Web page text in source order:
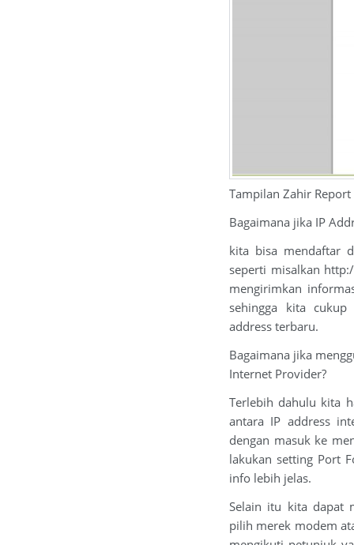
Tampilan Zahir Report
Bagaimana jika IP
kita bisa mendaftar
seperti misalkan
mengirimkan
sehingga kita cukup
address terbaru.
Bagaimana jika
Internet Provider?
Terlebih dahulu kita
antara IP address
dengan masuk ke
lakukan setting Port
info lebih jelas.
Selain itu kita dapat
pilih merek modem